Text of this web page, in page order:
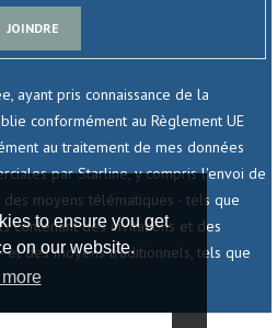
to ensure you get
on our website.
JOINDRE
ayant pris connaissance de la
conformément au Règlement UE
au traitement de mes données
par Starline, y compris l'envoi de
moyens télématiques - tels que
contenant des invitations et des
et des moyens traditionnels, tels que